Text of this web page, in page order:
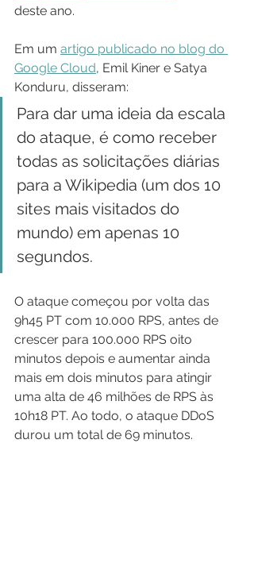
deste ano.
Em um artigo publicado no blog do
Google Cloud, Emil Kiner e Satya
Konduru, disseram:
Para dar uma ideia da escala
do ataque, é como receber
todas as solicitações diárias
para a Wikipedia (um dos 10
sites mais visitados do
mundo) em apenas 10
segundos.
O ataque começou por volta das
9h45 PT com 10.000 RPS, antes de
crescer para 100.000 RPS oito
minutos depois e aumentar ainda
mais em dois minutos para atingir
uma alta de 46 milhões de RPS às
10h18 PT. Ao todo, o ataque DDoS
durou um total de 69 minutos.